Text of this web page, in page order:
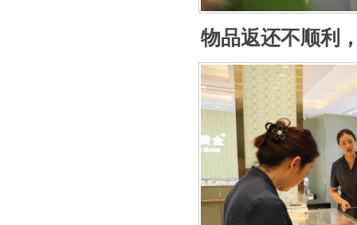
物品返还不顺利